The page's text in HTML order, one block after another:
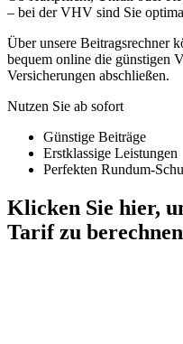
– bei der VHV sind Sie
Über unsere Beitragsrechner
bequem online die günstigen
Versicherungen abschließen.
Nutzen Sie ab sofort
Günstige Beiträge
Erstklassige Leistungen
Perfekten Rundum-
Klicken Sie hier,
Tarif zu berechnen